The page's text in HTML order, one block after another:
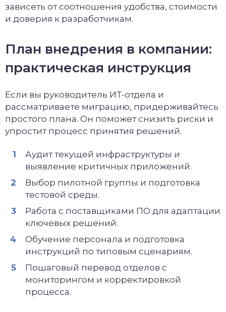
зависеть от соотношения удобства, стоимости
и доверия к разработчикам.
План внедрения в компании:
практическая инструкция
Если вы руководитель ИТ-отдела и
рассматриваете миграцию, придерживайтесь
простого плана. Он поможет снизить риски и
упростит процесс принятия решений.
Аудит текущей инфраструктуры и
выявление критичных приложений.
Выбор пилотной группы и подготовка
тестовой среды.
Работа с поставщиками ПО для адаптации
ключевых решений.
Обучение персонала и подготовка
инструкций по типовым сценариям.
Пошаговый перевод отделов с
мониторингом и корректировкой
процесса.